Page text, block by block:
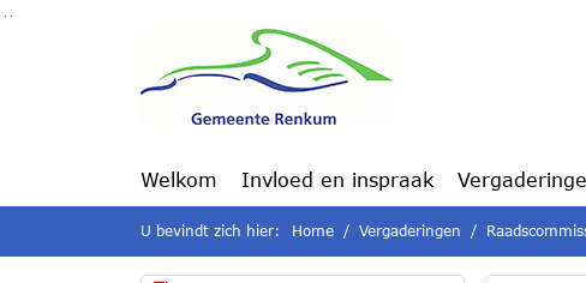
Ga naar de inhoud van deze pagina
Welkom Invloed en inspraak
U bevindt zich hier: Home Vergaderingen